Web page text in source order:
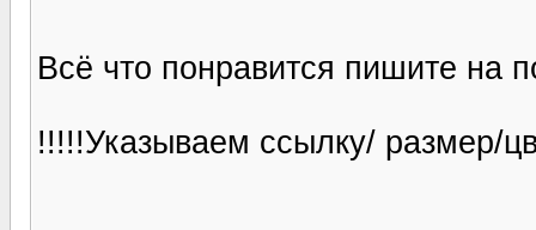
Всё что понравится пишите на
!!!!!Указываем ссылку/ размер/